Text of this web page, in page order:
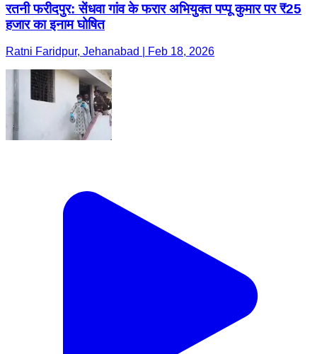
रतनी फरीदपुर: सेंधवा गांव के फरार अभियुक्त पप्पू कुमार पर ₹25
हजार का इनाम घोषित
Ratni Faridpur, Jehanabad | Feb 18, 2026